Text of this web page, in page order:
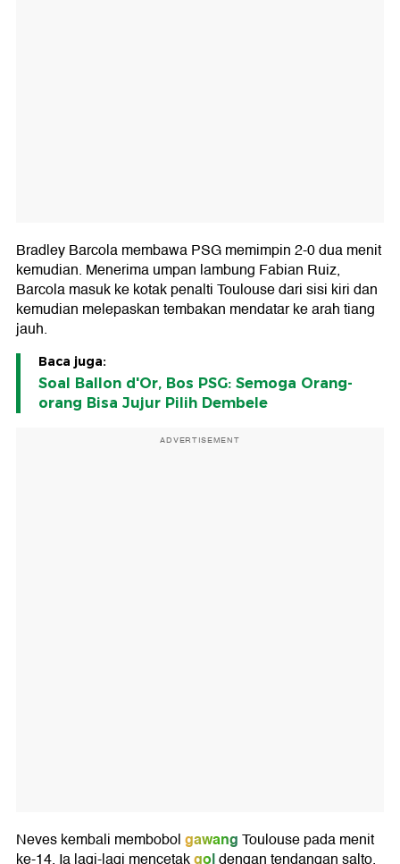
Bradley Barcola membawa PSG memimpin 2-0 dua menit
kemudian. Menerima umpan lambung Fabian Ruiz,
Barcola masuk ke kotak penalti Toulouse dari sisi kiri dan
kemudian melepaskan tembakan mendatar ke arah tiang
jauh.
Baca juga:
Soal Ballon d'Or, Bos PSG: Semoga Orang-
orang Bisa Jujur Pilih Dembele
ADVERTISEMENT
Neves kembali membobolgawangToulouse pada menit